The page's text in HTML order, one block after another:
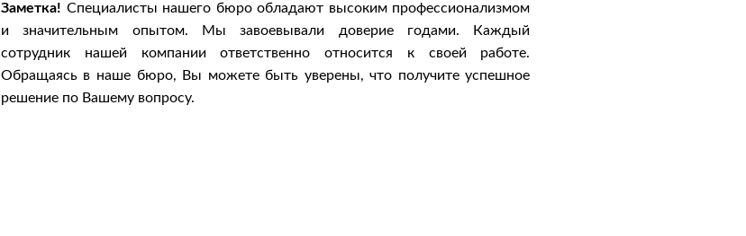
Заметка! Специалисты нашего бюро обладают высоким профессионализмом
и значительным опытом. Мы завоевывали доверие годами. Каждый
сотрудник нашей компании ответственно относится к своей работе.
Обращаясь в наше бюро, Вы можете быть уверены, что получите успешное
решение по Вашему вопросу.